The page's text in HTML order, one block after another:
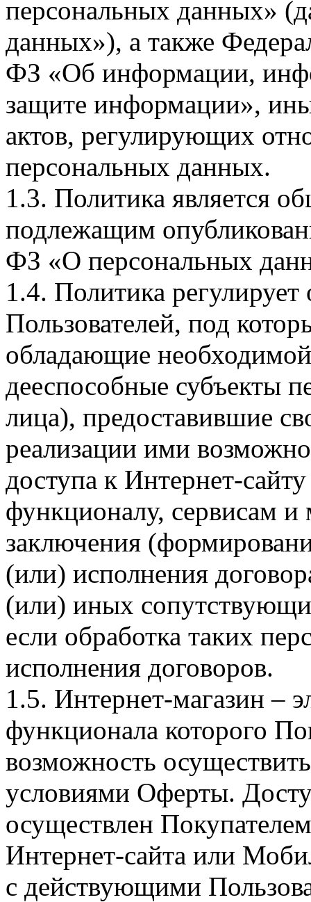
персональных данных»
данных»), а также
ФЗ «Об информации,
защите информации»,
актов, регулирующих
персональных данных.
1.3. Политика является
подлежащим
ФЗ «О персональных
1.4. Политика
Пользователей, под
обладающие
дееспособные субъекты
лица), предоставившие
реализации ими
доступа к Интернет-
функционалу, сервисам и
заключения
(или) исполнения
(или) иных
если обработка таких
исполнения договоров.
1.5. Интернет-магазин –
функционала которого
возможность
условиями Оферты.
осуществлен
Интернет-сайта или
с действующими